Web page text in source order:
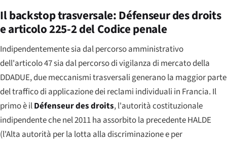
Il backstop trasversale: Défenseur des droits
e articolo 225-2 del Codice penale
Indipendentemente sia dal percorso amministrativo
dell'articolo 47 sia dal percorso di vigilanza di mercato della
DDADUE, due meccanismi trasversali generano la maggior parte
del traffico di applicazione dei reclami individuali in Francia. Il
primo è ilDéfenseur des droits, l'autorità costituzionale
indipendente che nel 2011 ha assorbito la precedenteHALDE
(l'Alta autorità per la lotta alla discriminazione e per